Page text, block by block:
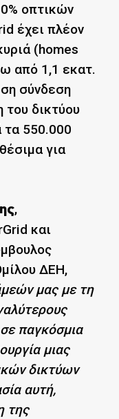
οπτικών
έχει πλέον
(homes
από 1,1 εκατ.
σύνδεση
δικτύου
τα 550.000
για
,
και
ΔΕΗ,
μας με τη
παγκόσμια
μιας
δικτύων
αυτή,
της